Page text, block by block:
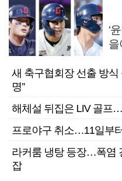
‘
을
새 축구협회장 선출 방
명”
해체설 뒤집은 LIV 골프…
프로야구 취소…11일부
라커룸 냉탕 등장…폭염
잡